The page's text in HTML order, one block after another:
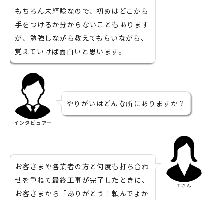
もちろん未経験なので、初めはどこから
手をつけるか分からないこともあります
が、勉強しながら教えてもらいながら、
覚えていけば面白いと思います。
インタビュアー
やりがいはどんな所にありますか？
お客さまや各業者の方と何度も打ち合わ
せを重ねて最終工事が完了したときに、
お客さまから「ありがとう！頼んでよか
Tさん